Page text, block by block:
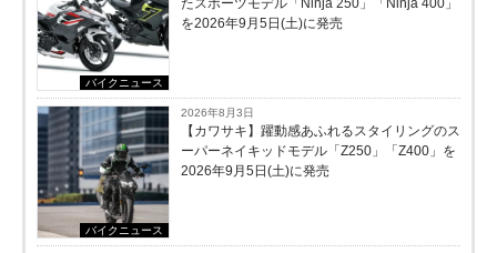
バイクニュース
を2026年9月5日(土)に発売
バイクニュース
2026年8月3日
【カワサキ】躍動感あふれるスタイリングのス
ーパーネイキッドモデル「Z250」「Z400」を
2026年9月5日(土)に発売